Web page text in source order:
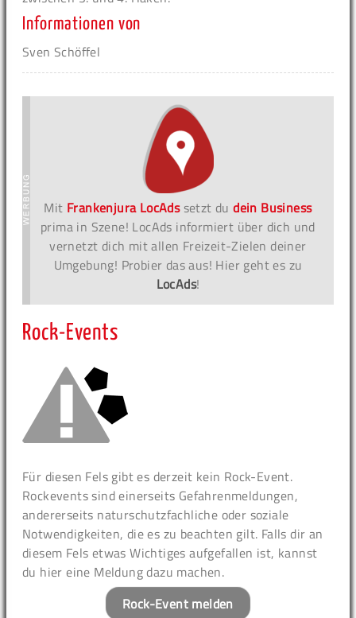
Informationen von
Sven Schöffel
Mit Frankenjura LocAdssetzt dudein Business
prima in Szene! LocAds informiert über dich und
vernetzt dich mit allen Freizeit-Zielen deiner
Umgebung! Probier das aus! Hier geht es zu
LocAds!
Rock-Events
Für diesen Fels gibt es derzeit kein Rock-Event.
Rockevents sind einerseits Gefahrenmeldungen,
andererseits naturschutzfachliche oder soziale
Notwendigkeiten, die es zu beachten gilt. Falls dir an
diesem Fels etwas Wichtiges aufgefallen ist, kannst
du hier eine Meldung dazu machen.
Rock-Event melden